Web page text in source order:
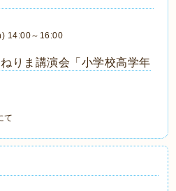
14:00～16:00
りま講演会「小学校高学年
て